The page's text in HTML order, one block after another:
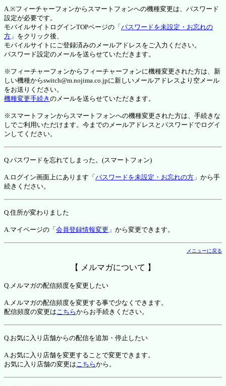
A.※フィーチャーフォンからスマートフォンへの機種変更は、パスワード
設定が必要です。
モバイルサイトログインTOPページの「 パスワードを未設定・お忘れの
方 」をクリック後、
モバイルサイトにご登録済みのメールアドレスをご入力ください。
パスワード設定のメールを送らせていただきます。
※フィーチャーフォンからフィーチャーフォンに機種変更された方は、新
しい機種からswitch@m.nojima.co.jpに新しいメールアドレスより空メール
をお送りください。
機種変更手続き のメールを送らせていただきます。
※スマートフォンからスマートフォンへの機種変更された方は、手続きな
しでご利用いただけます。今までのメールアドレスとパスワードでログイ
ンしてください。
Q.パスワードを忘れてしまった。(スマートフォン)
A.ログイン画面上にあります「 パスワードを未設定・お忘れの方 」から手
続きください。
Q.住所が変わりました
A.マイページの「 会員登録情報変更 」から変更できます。
メニューに戻る
【 メルマガについて 】
Q.メルマガの配信頻度を変更したい
A.メルマガの配信頻度を変更する事で少なくできます。
配信頻度の変更はこちらからお手続きください。
Q.お気に入り店舗からの配信を追加・停止したい
A.お気に入り店舗を変更することで変更できます。
お気に入り店舗の変更はこちらから。